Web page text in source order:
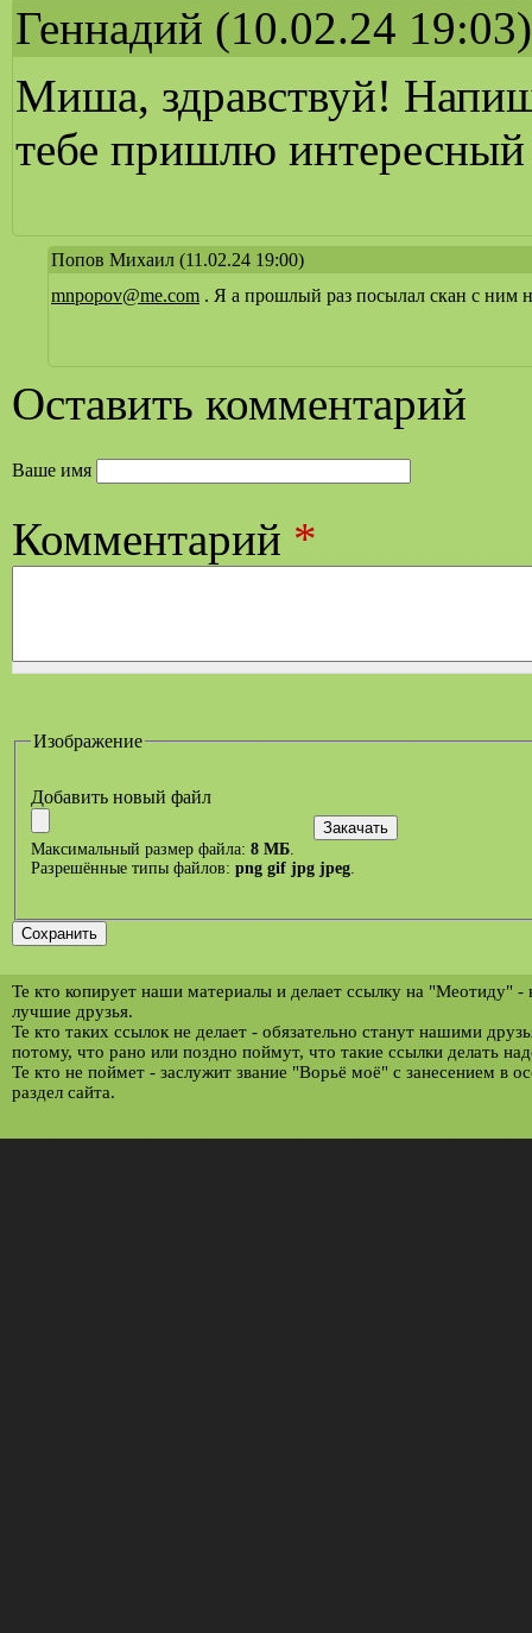
Геннадий (10.02.24 19:03)
Миша, здравствуй!
тебе пришлю интересный
Попов Михаил (11.02.24 19:00)
mnpopov@me.com . Я а прошлый раз посылал скан с ним
Оставить комментарий
Ваше имя
Комментарий *
Изображение
Добавить новый файл
Максимальный размер файла: 8 МБ.
Разрешённые типы файлов: png gif jpg jpeg.
Те кто копирует наши материалы и делает ссылку на "Меотиду" -
лучшие друзья.
Те кто таких ссылок не делает - обязательно станут нашими
потому, что рано или поздно поймут, что такие ссылки делать
Те кто не поймет - заслужит звание "Ворьё моё" с занесением в
раздел сайта.